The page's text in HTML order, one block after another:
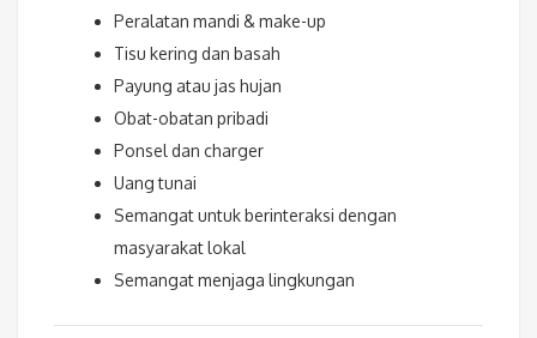
Peralatan mandi & make-up
Tisu kering dan basah
Payung atau jas hujan
Obat-obatan pribadi
Ponsel dan charger
Uang tunai
Semangat untuk berinteraksi dengan
masyarakat lokal
Semangat menjaga lingkungan